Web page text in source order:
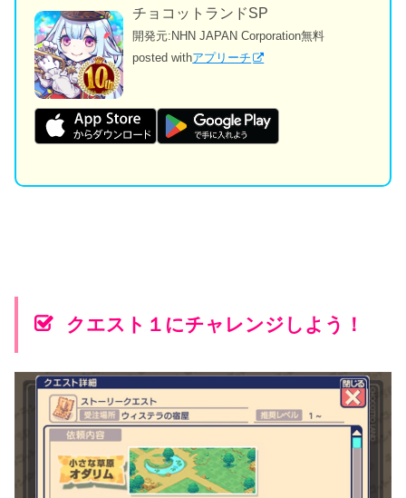
チョコットランドSP
開発元:NHN JAPAN Corporation無料
posted withアプリーチ
クエスト１にチャレンジしよう！